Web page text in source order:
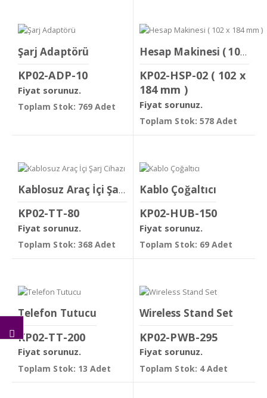
Şarj Adaptörü
KP02-ADP-10
Fiyat sorunuz.
Toplam Stok: 769 Adet
Hesap Makinesi ( 102 x 184 mm )
KP02-HSP-02 ( 102 x
184 mm )
Fiyat sorunuz.
Toplam Stok: 578 Adet
Kablosuz Araç İçi Şarj Cihazı
KP02-TT-80
Fiyat sorunuz.
Toplam Stok: 368 Adet
Kablo Çoğaltıcı
KP02-HUB-150
Fiyat sorunuz.
Toplam Stok: 69 Adet
Telefon Tutucu
KP02-TT-200
Fiyat sorunuz.
Toplam Stok: 13 Adet
Wireless Stand Set
KP02-PWB-295
Fiyat sorunuz.
Toplam Stok: 4 Adet